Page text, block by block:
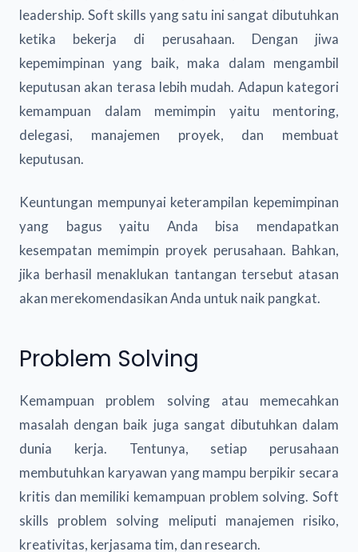
leadership. Soft skills yang satu ini sangat dibutuhkan
ketika bekerja di perusahaan. Dengan jiwa
kepemimpinan yang baik, maka dalam mengambil
keputusan akan terasa lebih mudah. Adapun kategori
kemampuan dalam memimpin yaitu mentoring,
delegasi, manajemen proyek, dan membuat
keputusan.
Keuntungan mempunyai keterampilan kepemimpinan
yang bagus yaitu Anda bisa mendapatkan
kesempatan memimpin proyek perusahaan. Bahkan,
jika berhasil menaklukan tantangan tersebut atasan
akan merekomendasikan Anda untuk naik pangkat.
Problem Solving
Kemampuan problem solving atau memecahkan
masalah dengan baik juga sangat dibutuhkan dalam
dunia kerja. Tentunya, setiap perusahaan
membutuhkan karyawan yang mampu berpikir secara
kritis dan memiliki kemampuan problem solving. Soft
skills problem solving meliputi manajemen risiko,
kreativitas, kerjasama tim, dan research.